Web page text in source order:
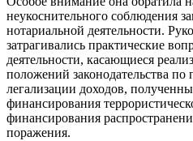
неукоснительного соблюдения
нотариальной деятельности.
затрагивались практические
деятельности, касающиеся
положений законодательства
легализации доходов,
финансирования
финансирования
поражения.